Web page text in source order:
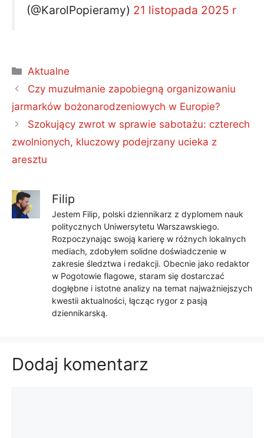
(@KarolPopieramy) 21 listopada 2025 r
Kategorie
Aktualne
Czy muzułmanie zapobiegną organizowaniu
jarmarków bożonarodzeniowych w Europie?
Szokujący zwrot w sprawie sabotażu: czterech
zwolnionych, kluczowy podejrzany ucieka z
aresztu
Filip
Jestem Filip, polski dziennikarz z dyplomem nauk
politycznych Uniwersytetu Warszawskiego.
Rozpoczynając swoją karierę w różnych lokalnych
mediach, zdobyłem solidne doświadczenie w
zakresie śledztwa i redakcji. Obecnie jako redaktor
w Pogotowie flagowe, staram się dostarczać
dogłębne i istotne analizy na temat najważniejszych
kwestii aktualności, łącząc rygor z pasją
dziennikarską.
Dodaj komentarz